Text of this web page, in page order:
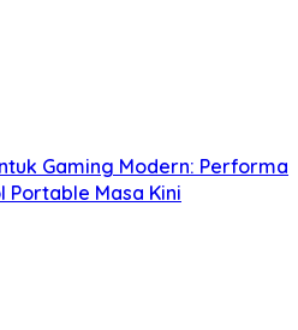
Gaming Modern: Performa
Portable Masa Kini